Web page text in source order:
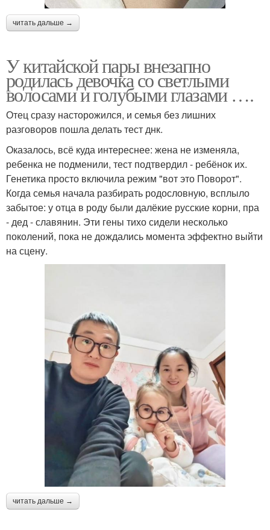
читать дальше →
У китайской пары внезапно
родилась девочка со светлыми
волосами и голубыми глазами ….
Отец сразу насторожился, и семья без лишних
разговоров пошла делать тест днк.
Оказалось, всё куда интереснее: жена не изменяла,
ребенка не подменили, тест подтвердил - ребёнок их.
Генетика просто включила режим "вот это Поворот".
Когда семья начала разбирать родословную, всплыло
забытое: у отца в роду были далёкие русские корни, пра
- дед - славянин. Эти гены тихо сидели несколько
поколений, пока не дождались момента эффектно выйти
на сцену.
читать дальше →